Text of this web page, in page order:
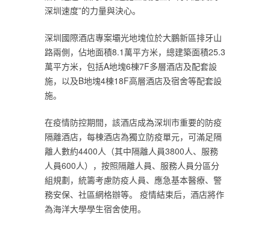
深圳速度”的力量與決心。
深圳國際酒店專案壩光地塊位於大鵬新區排牙山
路兩側，佔地面積8.1萬平方米，總建築面積25.3
萬平方米，包括A地塊6棟7F多層酒店及配套設
施，以及B地塊4棟18F高層酒店及宿舍等配套設
施。
在疫情防控期間，該酒店成為深圳市重要的防疫
隔離酒店，每棟酒店為獨立防疫單元，可滿足隔
離人數約4400人（其中隔離人員3800人、服務
人員600人），按照隔離人員、服務人員分區分
組規劃，統籌考慮防疫人員、應急基本醫療、警
務安保、社區網格辦等。 疫情結束后，酒店將作
為海洋大學學生宿舍使用。